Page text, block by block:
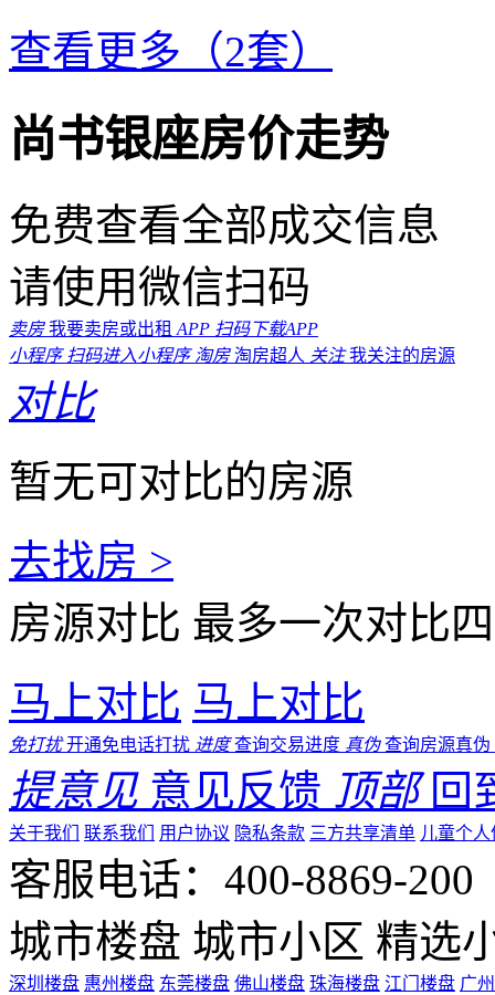
查看更多（2套）
尚书银座房价走势
免费查看全部成交信息
请使用微信扫码
卖房 我要卖房或出租 APP 扫码下载APP
小程序 扫码进入小程序 淘房 淘房超人 关注 我关注的房源
对比
暂无可对比的房源
去找房 >
房源对比 最多一次对比
马上对比 马上对比
免打扰 开通免电话打扰 进度 查询交易进度 真伪 查询房源真伪
提意见 意见反馈 顶部 回
关于我们 联系我们 用户协议 隐私条款 三方共享清单 儿童个
客服电话：400-8869-200
城市楼盘 城市小区 精选
深圳楼盘 惠州楼盘 东莞楼盘 佛山楼盘 珠海楼盘 江门楼盘 广